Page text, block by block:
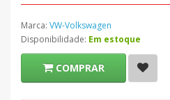
Marca: VW-Volkswagen
Disponibilidade: Em estoque
COMPRAR